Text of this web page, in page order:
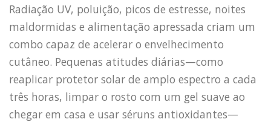
Radiação UV, poluição, picos de estresse, noites
maldormidas e alimentação apressada criam um
combo capaz de acelerar o envelhecimento
cutâneo. Pequenas atitudes diárias—como
reaplicar protetor solar de amplo espectro a cada
três horas, limpar o rosto com um gel suave ao
chegar em casa e usar séruns antioxidantes—